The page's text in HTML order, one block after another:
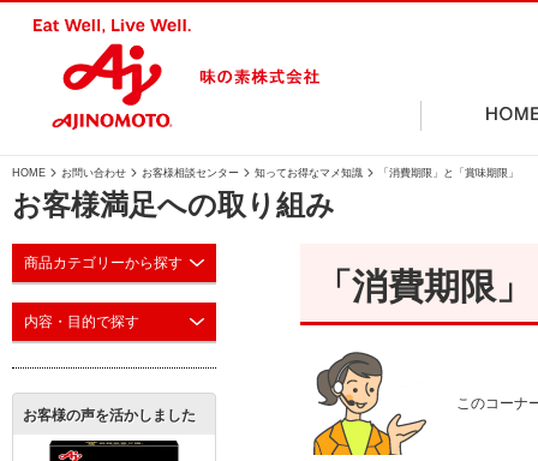
味の素グループ企業情報サイトトップページ（別
ウィンドウで開く）
会社データ（別ウィン
ドウで開く）
ブランドで探す
る 商品・サービスを提供します。
HOME お問い合わせ お客様相談センター 知ってお得なマメ知識 「消費期限」と「賞味期限」
お客様満足への取り組み
「消費期限
このコーナ
商品カテゴリーから探す
内容・目的で探す
お客様の声を活かしました